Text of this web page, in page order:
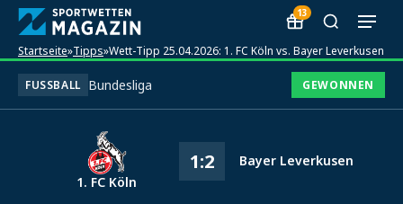
13
Startseite»Tipps»Wett-Tipp 25.04.2026: 1. FC Köln vs. Bayer Leverkusen
FUSSBALL Bundesliga GEWONNEN
1. FC Köln
1:2 Bayer Leverkusen